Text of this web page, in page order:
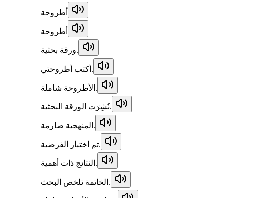
أطروحة
أطروحة
ورقة بحثية.
أكتب أطروحتي.
الأطروحة شاملة.
نُشِرَت الورقة البحثية.
المنهجية صارمة.
تم اختبار الفرضية.
النتائج ذات أهمية.
الخاتمة تلخص البحث.